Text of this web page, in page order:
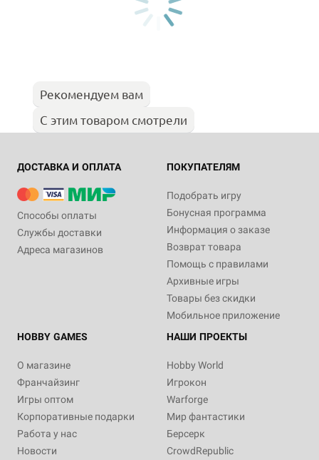
Рекомендуем вам
С этим товаром смотрели
ДОСТАВКА И ОПЛАТА
Способы оплаты
Службы доставки
Адреса магазинов
ПОКУПАТЕЛЯМ
Подобрать игру
Бонусная программа
Информация о заказе
Возврат товара
Помощь с правилами
Архивные игры
Товары без скидки
Мобильное приложение
HOBBY GAMES
О магазине
Франчайзинг
Игры оптом
Корпоративные подарки
Работа у нас
Новости
НАШИ ПРОЕКТЫ
Hobby World
Игрокон
Warforge
Мир фантастики
Берсерк
CrowdRepublic